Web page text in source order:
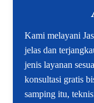
Kami melayani
jelas dan
jenis layanan
konsultasi gratis
samping itu,